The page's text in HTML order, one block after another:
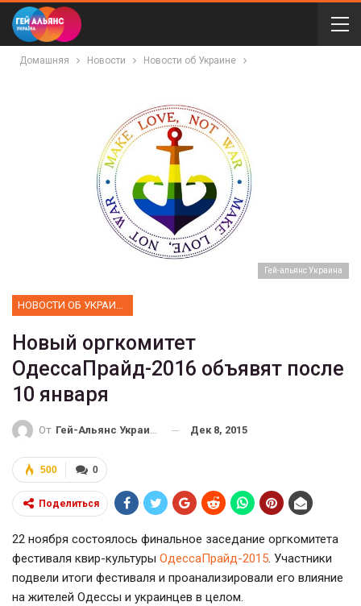
Домашняя Новости Новости об Украине
Гей-альянс Украина
Новый оргкомитет
ОдессаПрайд-2016 объявят после
10 января
От Гей-Альянс Украина Дек 8, 2015
0
500
Поделиться
22 ноября состоялось финальное заседание оргкомитета
фестиваля квир-культуры ОдессаПрайд-2015. Участники
подвели итоги фестиваля и проанализировали его влияние
на жителей Одессы и украинцев в целом.